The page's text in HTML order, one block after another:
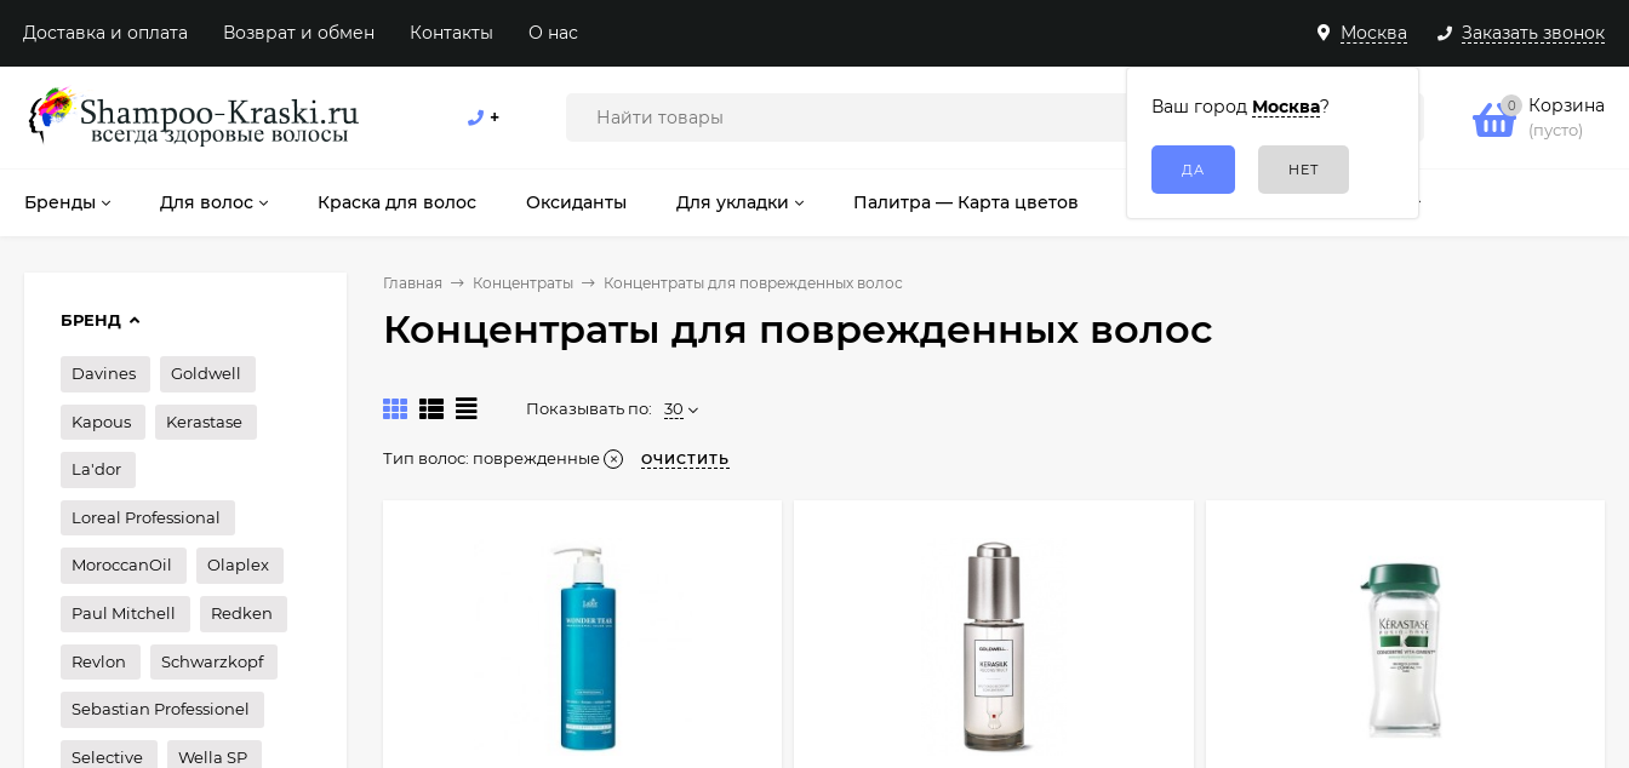
Москва
Ваш город Москва?
Заказать звонок
Доставка и оплата Возврат и обмен Контакты О нас
+
0 Корзина
(пусто)
Бренды Для волос Краска для волос Оксиданты Для укладки Палитра — Карта цветов
Главная Концентраты Концентраты для поврежденных волос
Концентраты для поврежденных волос
Показывать по: 30
Тип волос: поврежденные ОЧИСТИТЬ
БРЕНД
Davines Goldwell
Kapous Kerastase
La'dor
Loreal Professional
MoroccanOil Olaplex
Paul Mitchell Redken
Revlon Schwarzkopf
Sebastian Professionel
Selective Wella SP